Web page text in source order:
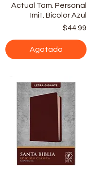
Actual Tam. Personal
Imit. Bicolor Azul
Precio
$44.99
Agotado